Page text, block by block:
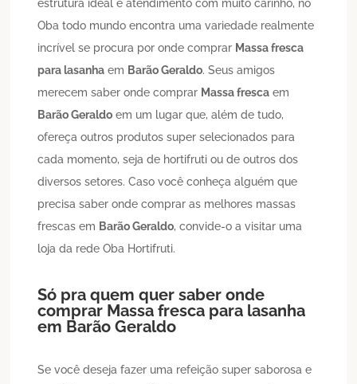
estrutura ideal e atendimento com muito carinho, no
Oba todo mundo encontra uma variedade realmente
incrível se procura por onde comprar Massa fresca
para lasanha em Barão Geraldo. Seus amigos
merecem saber onde comprar Massa fresca em
Barão Geraldo em um lugar que, além de tudo,
ofereça outros produtos super selecionados para
cada momento, seja de hortifruti ou de outros dos
diversos setores. Caso você conheça alguém que
precisa saber onde comprar as melhores massas
frescas em Barão Geraldo, convide-o a visitar uma
loja da rede Oba Hortifruti.
Só pra quem quer saber onde
comprar Massa fresca para lasanha
em Barão Geraldo
Se você deseja fazer uma refeição super saborosa e